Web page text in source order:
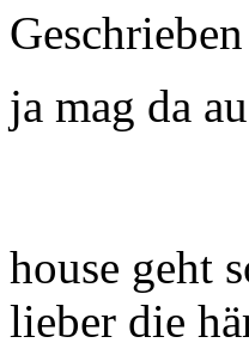
ja mag da
house geht
lieber die